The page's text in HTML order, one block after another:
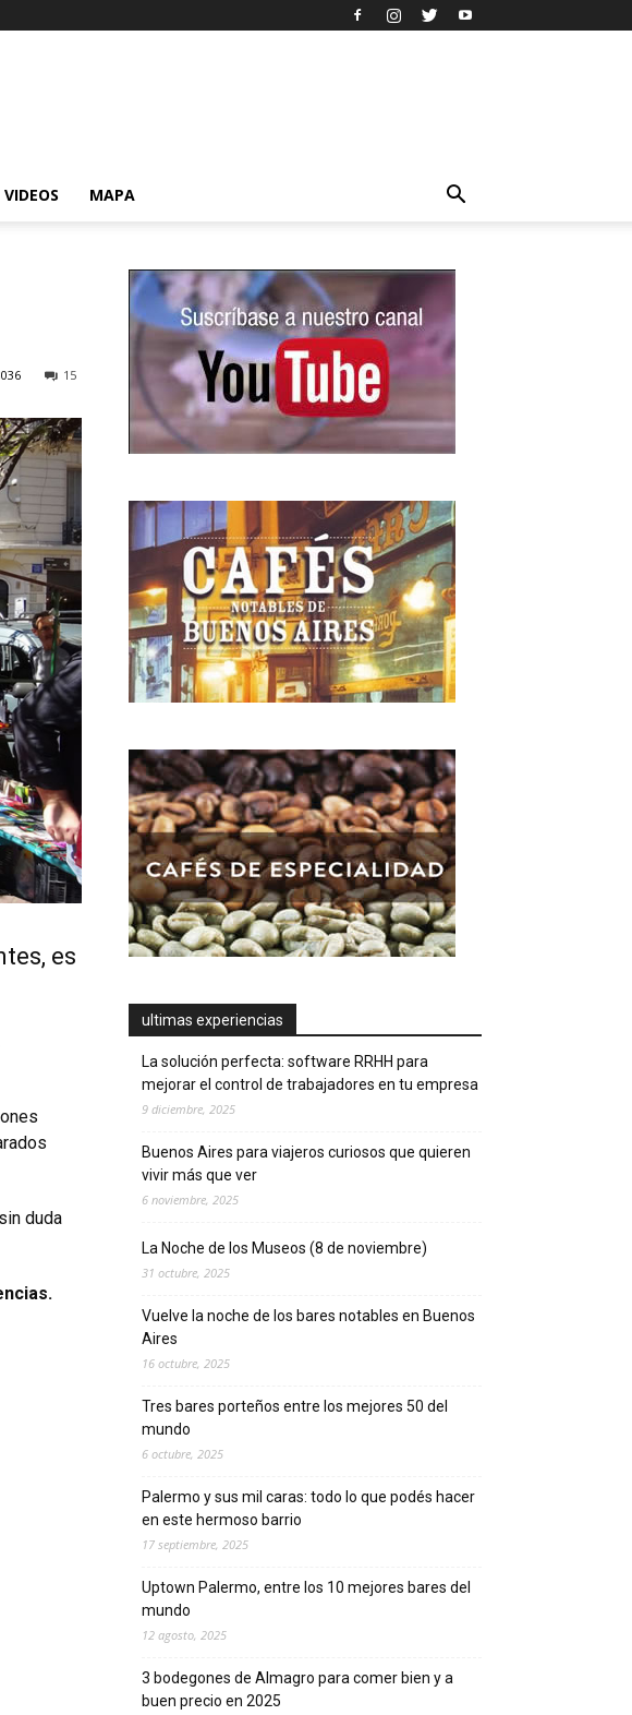
VIDEOS MAPA
15
es
duda
ultimas experiencias
La solución perfecta: software RRHH para
mejorar el control de trabajadores en tu empresa
9 diciembre, 2025
Buenos Aires para viajeros curiosos que quieren
vivir más que ver
6 noviembre, 2025
La Noche de los Museos (8 de noviembre)
31 octubre, 2025
Vuelve la noche de los bares notables en Buenos
Aires
16 octubre, 2025
Tres bares porteños entre los mejores 50 del
mundo
6 octubre, 2025
Palermo y sus mil caras: todo lo que podés hacer
en este hermoso barrio
17 septiembre, 2025
Uptown Palermo, entre los 10 mejores bares del
mundo
12 agosto, 2025
3 bodegones de Almagro para comer bien y a
buen precio en 2025